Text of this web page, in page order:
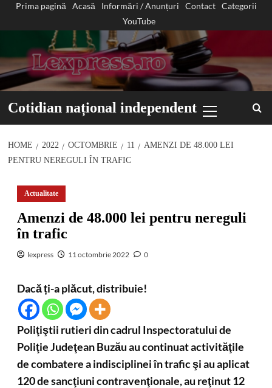
Prima pagină Acasă Informări / Anunțuri Contact
Categorii
YouTube
Cotidian național independent
Menu
HOME 2022 OCTOMBRIE 11
AMENZI DE 48.000 LEI
PENTRU NEREGULI ÎN TRAFIC
Actualitate
Amenzi de 48.000 lei pentru nereguli
în trafic
lexpress 11 octombrie 2022 0
Dacă ți-a plăcut, distribuie!
Poliţiştii rutieri din cadrul Inspectoratului de
Poliţie Judeţean Buzău au continuat activităţile
de combatere a indisciplinei în trafic şi au aplicat
120 de sancţiuni contravenţionale, au reţinut 12